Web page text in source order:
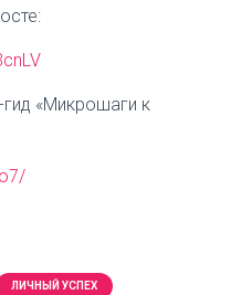
гид «Микрошаги к
ЛИЧНЫЙ УСПЕХ